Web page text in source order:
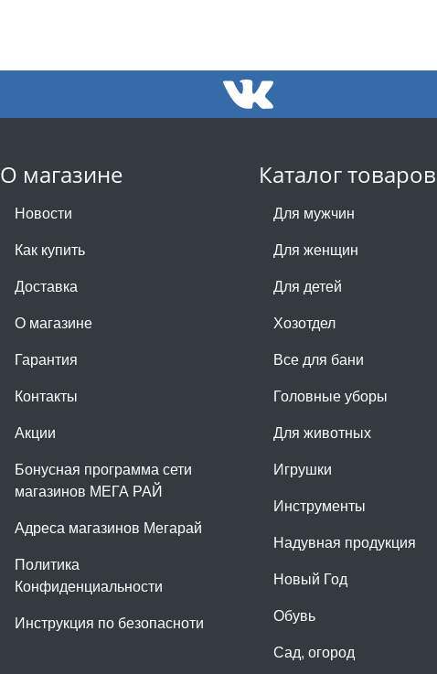
О магазине
Новости
Как купить
Доставка
О магазине
Гарантия
Контакты
Акции
Бонусная программа сети
магазинов МЕГА РАЙ
Адреса магазинов Мегарай
Политика
Конфиденциальности
Инструкция по безопасноти
Каталог товаров
Для мужчин
Для женщин
Для детей
Хозотдел
Все для бани
Головные уборы
Для животных
Игрушки
Инструменты
Надувная продукция
Новый Год
Обувь
Сад, огород